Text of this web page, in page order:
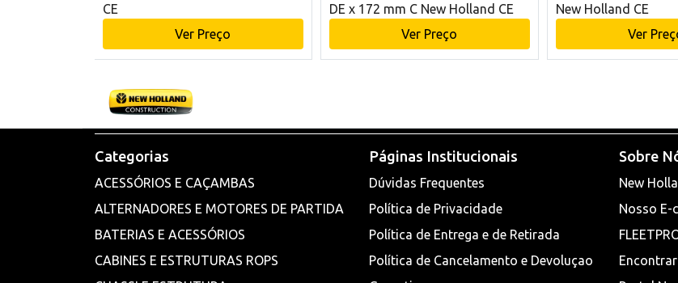
CE
Ver Preço
DE x 172 mm C New Holland CE
Ver Preço
New Holland CE
Ver
Categorias
ACESSÓRIOS E CAÇAMBAS
ALTERNADORES E MOTORES DE PARTIDA
BATERIAS E ACESSÓRIOS
CABINES E ESTRUTURAS ROPS
Páginas Institucionais
Dúvidas Frequentes
Política de Privacidade
Política de Entrega e de Retirada
Política de Cancelamento e Devoluçao
Sobre
New
Nosso E-